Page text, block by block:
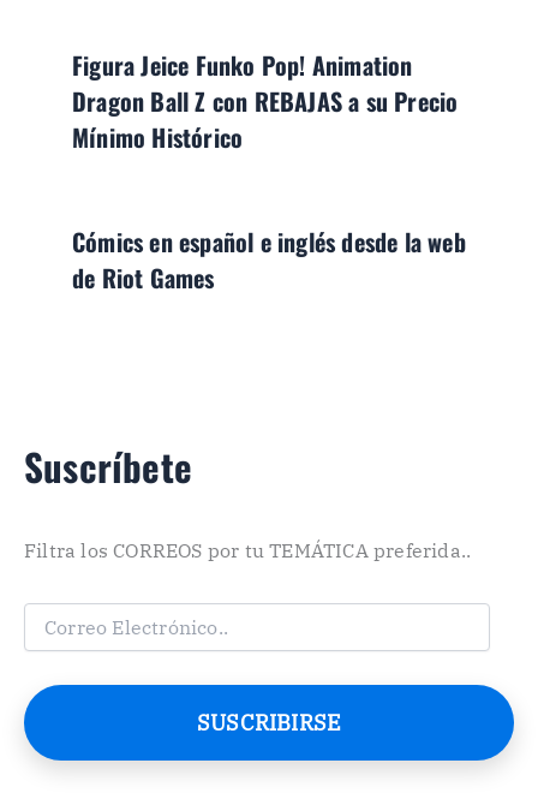
Figura Jeice Funko Pop! Animation
Dragon Ball Z con REBAJAS a su Precio
Mínimo Histórico
Cómics en español e inglés desde la web
de Riot Games
Suscríbete
Filtra los CORREOS por tu TEMÁTICA preferida..
C
e
o
SUSCRIBIRSE